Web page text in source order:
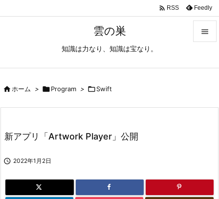
雲の巣
知識は力なり、知識は宝なり。

 RSS Feedly
ホーム > Program > Swift
新アプリ「Artwork Player」公開
 2022年1月2日